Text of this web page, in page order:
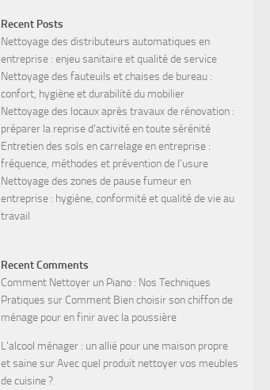
Recent Posts
Nettoyage des distributeurs automatiques en
entreprise : enjeu sanitaire et qualité de service
Nettoyage des fauteuils et chaises de bureau :
confort, hygiène et durabilité du mobilier
Nettoyage des locaux après travaux de rénovation :
préparer la reprise d’activité en toute sérénité
Entretien des sols en carrelage en entreprise :
fréquence, méthodes et prévention de l’usure
Nettoyage des zones de pause fumeur en
entreprise : hygiène, conformité et qualité de vie au
travail
Recent Comments
Comment Nettoyer un Piano : Nos Techniques
Pratiques sur Comment Bien choisir son chiffon de
ménage pour en finir avec la poussière
L'alcool ménager : un allié pour une maison propre
et sainesurAvec quel produit nettoyer vos meubles
de cuisine ?